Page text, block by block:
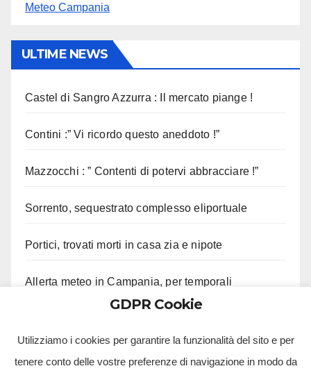
Meteo Campania
ULTIME NEWS
Castel di Sangro Azzurra : Il mercato piange !
Contini :” Vi ricordo questo aneddoto !”
Mazzocchi : ” Contenti di potervi abbracciare !”
Sorrento, sequestrato complesso eliportuale
Portici, trovati morti in casa zia e nipote
Allerta meteo in Campania, per temporali
GDPR Cookie
Utilizziamo i cookies per garantire la funzionalità del sito e per
tenere conto delle vostre preferenze di navigazione in modo da